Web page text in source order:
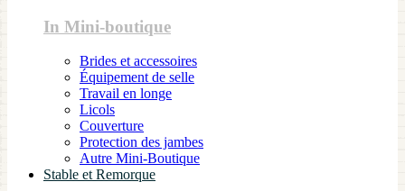
In Mini-boutique
Brides et accessoires
Équipement de selle
Travail en longe
Licols
Couverture
Protection des jambes
Autre Mini-Boutique
Stable et Remorque